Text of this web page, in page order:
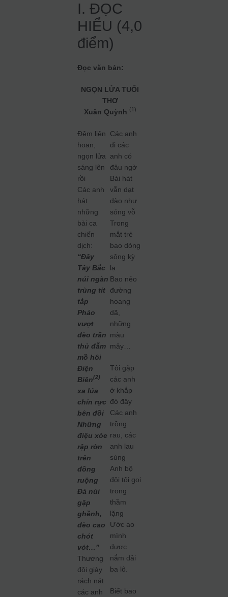
I. ĐỌC
HIỂU (4,0
điểm)
Đọc văn bản:
NGỌN LỬA TUỔI
THƠ
Xuân Quỳnh (1)
Đêm liên
hoan,
ngọn lửa
sáng lên
rồi
Các anh
hát
những
bài ca
chiến
dịch:
“Đây
Tây Bắc
núi ngàn
trùng tít
tắp
Pháo
vượt
đèo trấn
thủ đẫm
mồ hôi
Điện
Biên(2)
xa lúa
chín rực
bên đồi
Những
điệu xòe
rập rờn
trên
đồng
ruộng
Đá núi
gập
ghềnh,
đèo cao
chót
vót…”
Thương
đôi giày
rách nát
các anh
Các anh
đi các
anh có
đâu ngờ
Bài hát
vẫn dạt
dào như
sóng vỗ
Trong
mắt trẻ
bao dòng
sông kỳ
lạ
Bao nẻo
đường
hoang
dã,
những
màu
mây…
Tôi gặp
các anh
ở khắp
đó đây
Các anh
trồng
rau, các
anh lau
súng
Anh bộ
đội tôi gọi
trong
thầm
lặng
Ước ao
mình
được
nắm dải
ba lô.
Biết bao